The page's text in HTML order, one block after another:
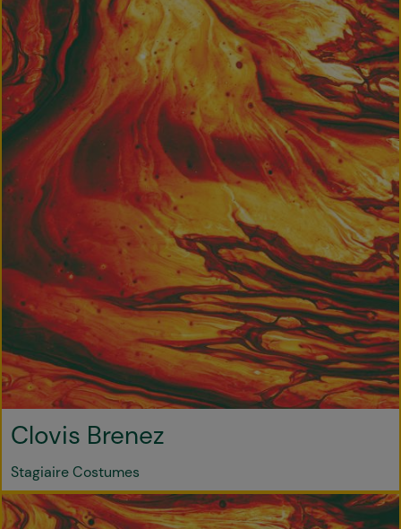
Clovis Brenez
Stagiaire Costumes